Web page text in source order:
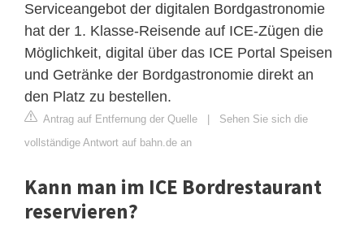
Serviceangebot der digitalen Bordgastronomie
hat der 1. Klasse-Reisende auf ICE-Zügen die
Möglichkeit, digital über das ICE Portal Speisen
und Getränke der Bordgastronomie direkt an
den Platz zu bestellen.
Antrag auf Entfernung der Quelle | Sehen Sie sich die
vollständige Antwort auf bahn.de an
Kann man im ICE Bordrestaurant
reservieren?